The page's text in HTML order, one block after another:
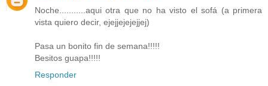
Noche...........aqui otra que no ha visto el sofá (a primera
vista quiero decir, ejejjejejejjej)
Pasa un bonito fin de semana!!!!!
Besitos guapa!!!!!
Responder